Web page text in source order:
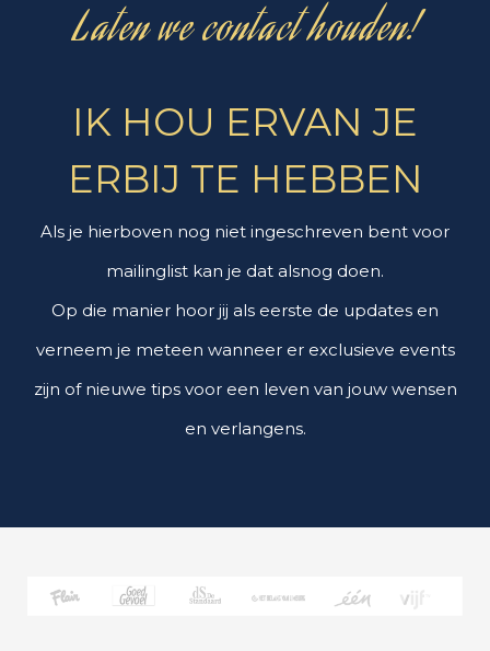
Laten we contact houden!
IK HOU ERVAN JE
ERBIJ TE HEBBEN
Als je hierboven nog niet ingeschreven bent voor
mailinglist kan je dat alsnog doen.
Op die manier hoor jij als eerste de updates en
verneem je meteen wanneer er exclusieve events
zijn of nieuwe tips voor een leven van jouw wensen
en verlangens.